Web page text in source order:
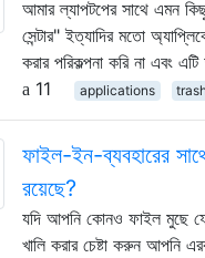
আমার ল্যাপটপের সাথে এমন
সেন্টার" ইত্যাদির মতো
করার পরিকল্পনা করি না এবং
11
applications
ফাইল-ইন-ব্যবহারের
রয়েছে?
যদি আপনি কোনও ফাইল মুছে
খালি করার চেষ্টা করুন আপনি